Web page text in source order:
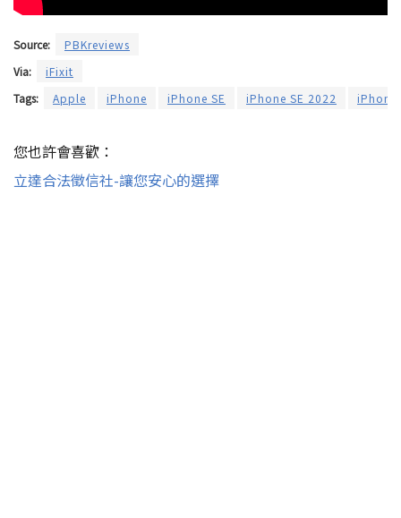
Source:
PBKreviews
Via:
iFixit
Tags:
Apple iPhone iPhone SE iPhone SE 2022 iPhone
您也許會喜歡：
立達合法徵信社-讓您安心的選擇